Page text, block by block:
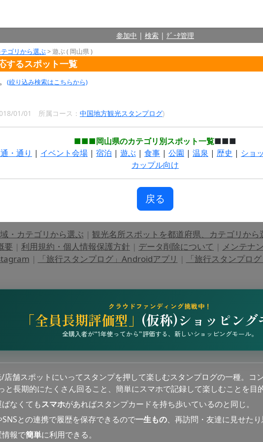
参加中 | 検索 | ﾃﾞｰﾀ管理
ゴリから選ぶ> 遊ぶ ( 岡山県 )
するスポット一覧
(絞り込み検索はこちらから)
01/01 所属コース： 中国地方観光スタンプログ)
■■■岡山県のカテゴリ別スポット一覧■■■
・通り | イベント会場 | 宿泊 | 遊ぶ | 食事 | 公園 | 温泉 | 歴史 | ショ
カップル向け
戻る
・カテゴリから選ぶ | 観光名所スポットを都道府県、カテゴリから
要 | 利用規約・個人情報保護方針 | データ削除について | メンテナ
| 「旅行スタンプログ」Androidアプリ | 「旅行スタンプロ
クラウドファンディング挑戦中！
「全員長期評価型」 (仮称)ショッピング
全購入者が“1年使ってから”評価する、新しいショッピングモール。
舗スポットにいってスタンプを押して楽しむスタンプログの一種。コ
と長期的にたくさん回ること、簡単にスマホで記録して楽しむことを目
なくてもスマホがあればスタンプカードを持ち歩いているのと同じ。
との連携で履歴を保存できるので一生もの、再訪問・友達に見せた
報で簡単に利用できる。